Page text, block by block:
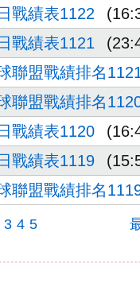
戰績表1122
戰績表1121
聯盟戰績排名
聯盟戰績排名
戰績表1120
戰績表1119
聯盟戰績排名
3 4 5